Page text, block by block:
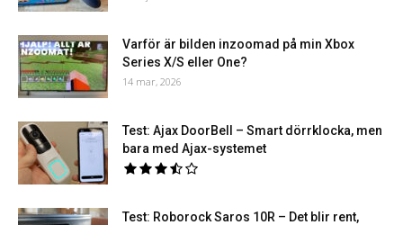
Varför är bilden inzoomad på min Xbox
Series X/S eller One?
14 mar, 2026
Test: Ajax DoorBell – Smart dörrklocka, men
bara med Ajax-systemet
Test: Roborock Saros 10R – Det blir rent,